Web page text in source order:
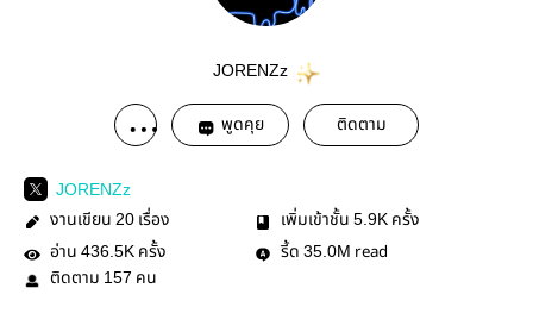
JORENZz
พูดคุย ติดตาม
JORENZz
งานเขียน 20 เรื่อง เพิ่มเข้าชั้น 5.9K ครั้ง
อ่าน 436.5K ครั้ง รี้ด 35.0M read
ติดตาม 157 คน